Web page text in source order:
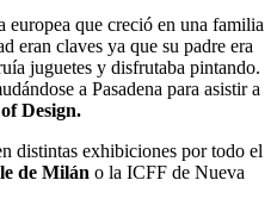
europea que creció en una familia
eran claves ya que su padre era
juguetes y disfrutaba pintando.
a Pasadena para asistir a
Design.
distintas exhibiciones por todo el
de Milán o la ICFF de Nueva